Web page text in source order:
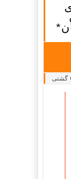
گشتی